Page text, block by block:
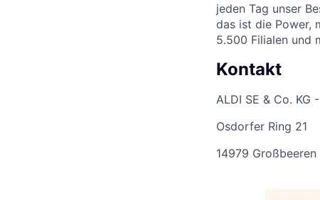
jeden Tag unser
das ist die Power,
5.500 Filialen und
Kontakt
ALDI SE & Co. KG
Osdorfer Ring 21
14979 Großbeeren